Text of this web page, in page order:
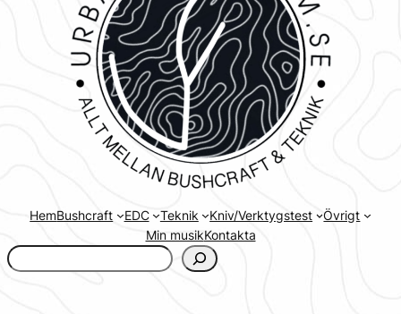
HemBushcraft EDC Teknik Kniv/Verktygstest
Övrigt
Min musikKontakta
www.urbanfjellstrom.se/jamforelselistan/